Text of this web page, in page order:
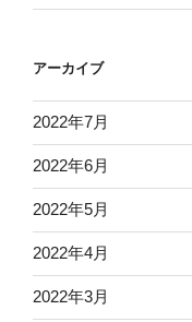
アーカイブ
2022年7月
2022年6月
2022年5月
2022年4月
2022年3月